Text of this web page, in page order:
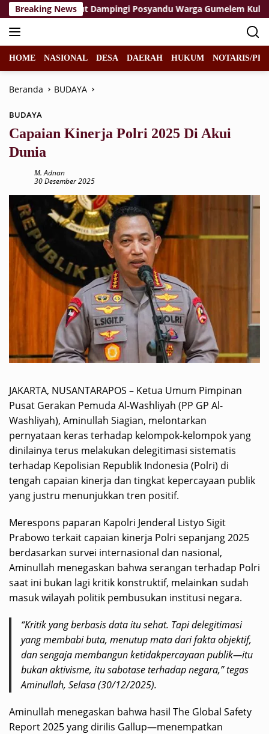
Langsung
ke
konten
Breaking News
Wahid Turut Dampingi Posyandu Warga Gumelem Kulon
HOME NASIONAL DESA DAERAH HUKUM NOTARIS/
Beranda BUDAYA
BUDAYA
Capaian Kinerja Polri 2025 Di Akui
Dunia
M. Adnan
30 Desember 2025
JAKARTA, NUSANTARAPOS – Ketua Umum Pimpinan
Pusat Gerakan Pemuda Al-Washliyah (PP GP Al-
Washliyah), Aminullah Siagian, melontarkan
pernyataan keras terhadap kelompok-kelompok yang
dinilainya terus melakukan delegitimasi sistematis
terhadap Kepolisian Republik Indonesia (Polri) di
tengah capaian kinerja dan tingkat kepercayaan publik
yang justru menunjukkan tren positif.
Merespons paparan Kapolri Jenderal Listyo Sigit
Prabowo terkait capaian kinerja Polri sepanjang 2025
berdasarkan survei internasional dan nasional,
Aminullah menegaskan bahwa serangan terhadap Polri
saat ini bukan lagi kritik konstruktif, melainkan sudah
masuk wilayah politik pembusukan institusi negara.
“Kritik yang berbasis data itu sehat. Tapi delegitimasi
yang membabi buta, menutup mata dari fakta objektif,
dan sengaja membangun ketidakpercayaan publik—itu
bukan aktivisme, itu sabotase terhadap negara,” tegas
Aminullah, Selasa (30/12/2025).
Aminullah menegaskan bahwa hasil The Global Safety
Report 2025 yang dirilis Gallup—menempatkan